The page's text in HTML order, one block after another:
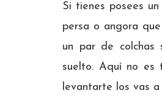
Si tienes posees
persa o angora
un par de colchas
suelto. Aquí no es
levantarte los vas a